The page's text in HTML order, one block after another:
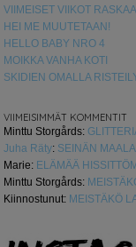
VIIMEISET VIIKOT
HEI ME MUUTETAAN!
HELLO BABY NRO 4
MOIKKA VANHA KOTI
SKIDIEN OMALLA
VIIMEISIMMÄT KOMMENTIT
Minttu Storgårds:
Juha Räty: SEINÄN
Marie: ELÄMÄÄ
Minttu Storgårds:
Kiinnostunut: MEISTÄKÖ